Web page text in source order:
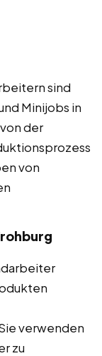
sind
Minijobs in
der
von
verwenden
zu